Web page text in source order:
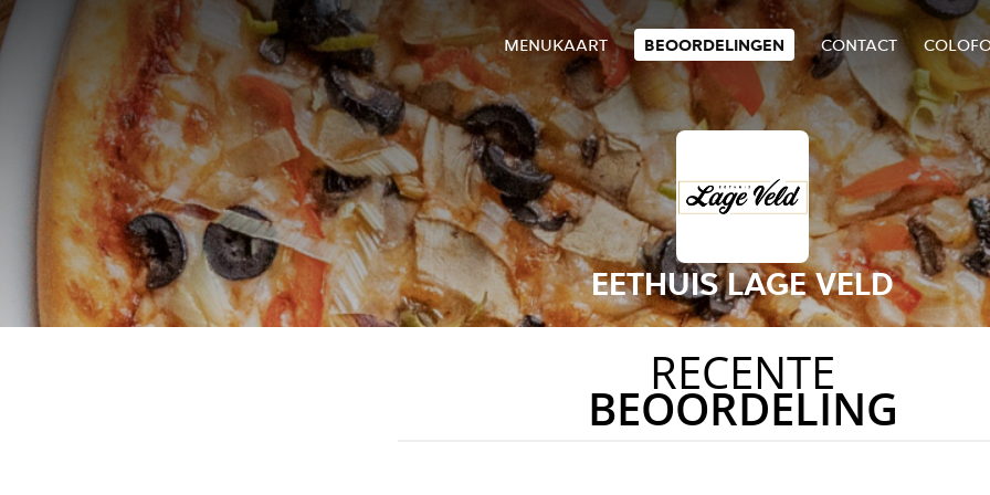
MENUKAART BEOORDELINGEN CONTACT
EETHUIS LAGE VELD
RECENTE
BEOORDELING